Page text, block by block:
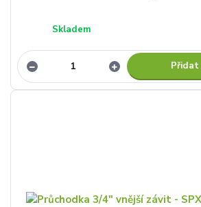
Skladem
Přidat